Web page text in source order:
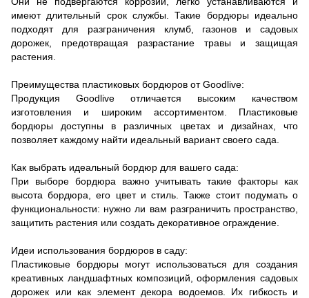
имеют длительный срок службы. Такие бордюры идеально
подходят для разграничения клумб, газонов и садовых
дорожек, предотвращая разрастание травы и защищая
растения.
Преимущества пластиковых бордюров от Goodlive:
Продукция Goodlive отличается высоким качеством
изготовления и широким ассортиментом. Пластиковые
бордюры доступны в различных цветах и ​​дизайнах, что
позволяет каждому найти идеальный вариант своего сада.
Как выбрать идеальный бордюр для вашего сада:
При выборе бордюра важно учитывать такие факторы как
высота бордюра, его цвет и стиль. Также стоит подумать о
функциональности: нужно ли вам разграничить пространство,
защитить растения или создать декоративное ограждение.
Идеи использования бордюров в саду:
Пластиковые бордюры могут использоваться для создания
креативных ландшафтных композиций, оформления садовых
дорожек или как элемент декора водоемов. Их гибкость и